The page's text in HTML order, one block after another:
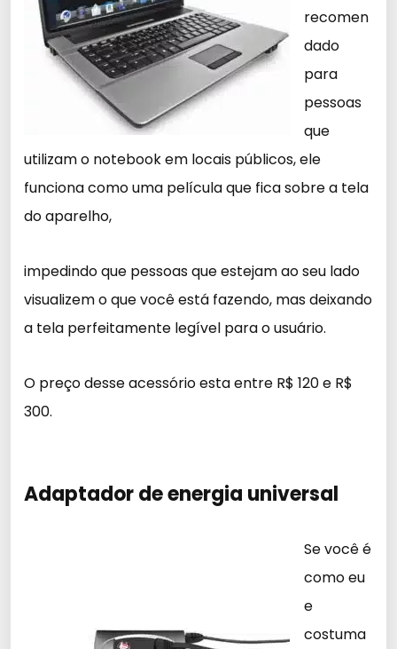
recomen
dado
para
pessoas
que
utilizam o notebook em locais públicos, ele
funciona como uma película que fica sobre a tela
do aparelho,
impedindo que pessoas que estejam ao seu lado
visualizem o que você está fazendo, mas deixando
a tela perfeitamente legível para o usuário.
O preço desse acessório esta entre R$ 120 e R$
300.
Adaptador de energia universal
Se você é
como eu
e
costuma